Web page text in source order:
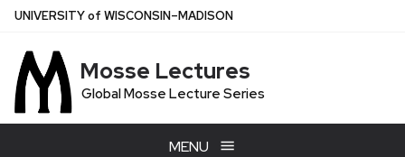
Skip
main
content
UNIVERSITYof WISCONSIN–MADISON
Mosse Lectures
Global Mosse Lecture Series
MENU